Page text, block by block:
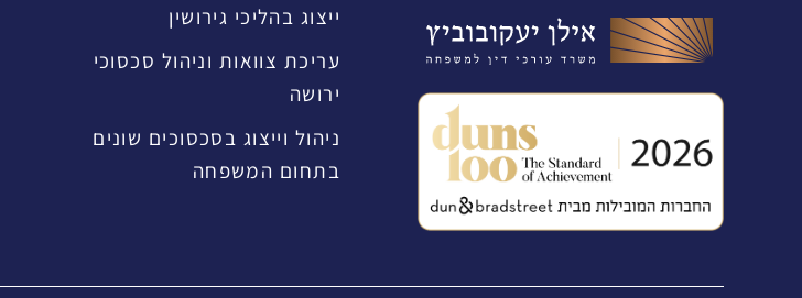
ייצוג בהליכי גירושין
עריכת צוואות וניהול סכסוכי
ירושה
ניהול וייצוג בסכסוכים שונים
בתחום המשפחה